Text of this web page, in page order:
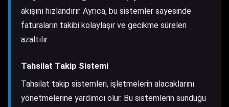
akışını hızlandırır. Ayrıca, bu sistemler sayesinde
faturaların takibi kolaylaşır ve gecikme süreleri
azaltılır.
Tahsilat Takip Sistemi
Tahsilat takip sistemleri, işletmelerin alacaklarını
yönetmelerine yardımcı olur. Bu sistemlerin sunduğu